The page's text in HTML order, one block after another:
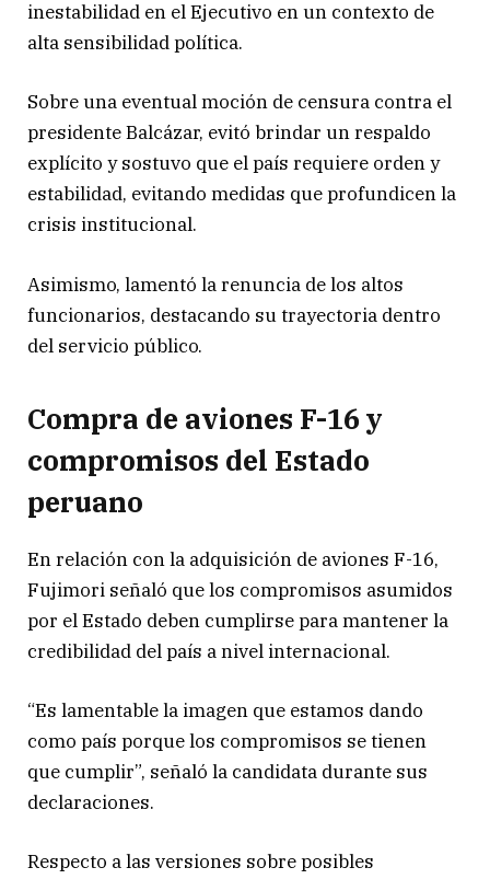
inestabilidad en el Ejecutivo en un contexto de
alta sensibilidad política.
Sobre una eventual moción de censura contra el
presidente Balcázar, evitó brindar un respaldo
explícito y sostuvo que el país requiere orden y
estabilidad, evitando medidas que profundicen la
crisis institucional.
Asimismo, lamentó la renuncia de los altos
funcionarios, destacando su trayectoria dentro
del servicio público.
Compra de aviones F-16 y
compromisos del Estado
peruano
En relación con la adquisición de aviones F-16,
Fujimori señaló que los compromisos asumidos
por el Estado deben cumplirse para mantener la
credibilidad del país a nivel internacional.
“Es lamentable la imagen que estamos dando
como país porque los compromisos se tienen
que cumplir”, señaló la candidata durante sus
declaraciones.
Respecto a las versiones sobre posibles